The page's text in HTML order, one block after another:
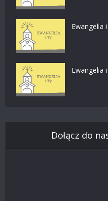
Ewangelia
Ewangelia
Dołącz do